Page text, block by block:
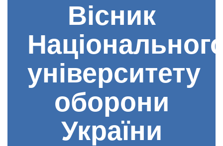
Вісник
університету
оборони
України